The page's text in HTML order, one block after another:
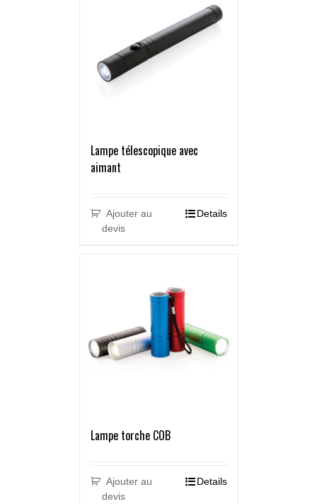
Lampe télescopique avec
aimant
Ajouter au
devis
Details
Lampe torche COB
Ajouter au
devis
Details